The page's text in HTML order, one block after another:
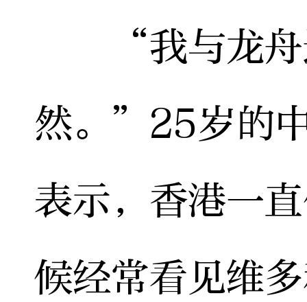
“我与龙舟
然。”25岁的
表示，香港一
候经常看见维